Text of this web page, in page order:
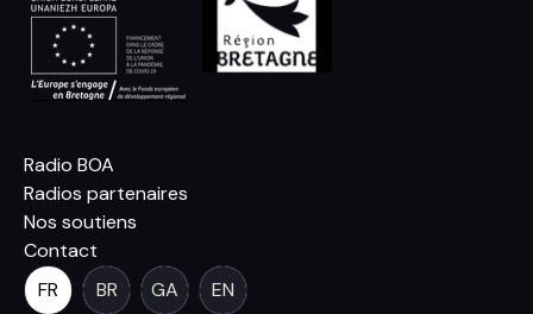
Radio BOA
Radios partenaires
Nos soutiens
Contact
FR
BR GA EN